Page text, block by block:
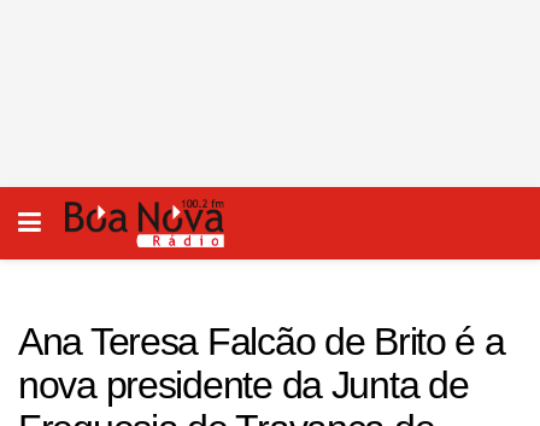
Ana Teresa Falcão de Brito é a
nova presidente da Junta de